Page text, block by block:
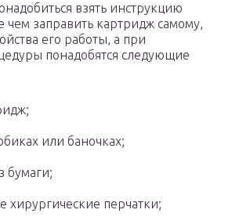
взять инструкцию
чем заправить картридж самому,
его работы, а при
понадобятся следующие
или баночках;
бумаги;
хирургические перчатки;